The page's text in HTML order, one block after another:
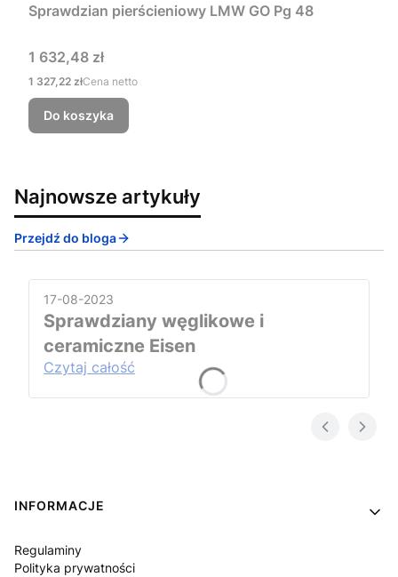
Sprawdzian pierścieniowy LMW GO Pg 48
Cena
1 632,48 zł
Cena
1 327,22 złCena netto
Do koszyka
Najnowsze artykuły
Przejdź do bloga
17-08-2023
Sprawdziany węglikowe i
ceramiczne Eisen
Czytaj całość
Linki w stopce
INFORMACJE
Regulaminy
Polityka prywatności